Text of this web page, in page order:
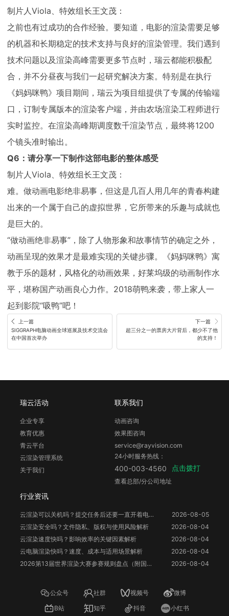
制片人Viola、特效组长王文茂：
之前也有过成功的合作经验。要知道，电影的渲染需要足够
的机器和长期稳定的技术支持与良好的渲染管理。我们遇到
技术问题以及渲染高峰需要更多节点时，瑞云都能积极配
合，并不分昼夜与我们一起研究解决方案。特别是在执行
《妈妈咪鸭》项目期间，瑞云为项目组提供了专属的传输端
口，订制专属版本的渲染客户端，并由农场渲染工程师进行
实时监控。在渲染高峰期调度数千渲染节点，最终将1200
个镜头准时输出。
Q6：请分享一下制作这部电影的整体感受
制片人Viola、特效组长王文茂：
难。做动画电影绝非易事，但这是几百人用几年的青春构建
出来的一个属于自己的虚拟世界，它所带来的乐趣与成就也
是巨大的。
“做动画绝非易事”，除了人物形象和故事情节的确定之外，
动画呈现的效果才是最难实现的关键步骤。《妈妈咪鸭》寓
教于乐的题材，风格化的动画效果，好莱坞级的动画制作水
平，堪称国产动画良心力作。2018萌鸭来袭，带上家人一
起到影院“吸鸭”吧！
上一篇
SIGGRAPH电脑动画全球巡展及技术交流会
在中国首次举办
下一篇
超三分之一的票房大片背后，都少不了他
的支持！
瑞云活动
企业专享
教育优惠
青云平台
云渲染管理系统
关于我们
行业资讯
云渲染可以关机吗？提交任务后还要一直开着电脑吗？
2026-08-05
云渲染安全吗？文件隐私、版权与使用风险解析
2026-08-04
云渲染速度快吗？影响效率的关键因素解析
2026-08-04
云电脑渲染快吗？速度、成本与适用场景解析
2026-08-04
2026第13届世界渲染大赛参赛规则盘点（附国人参赛福利）
2026-08-04
联系我们
动画咨询
效果图咨询
service@rayvision.com
24小时服务热线：
400-003-4560 点击拨打
查看总部/分公司地址
公众号 社群 视频号
微博
B站
知乎 抖音 小红书